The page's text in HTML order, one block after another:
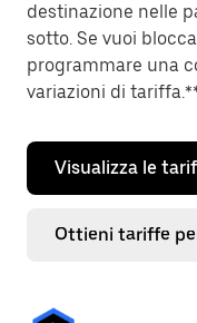
destinazione nelle
sotto. Se vuoi
programmare una
variazioni di
Visualizza le
Ottieni tariffe